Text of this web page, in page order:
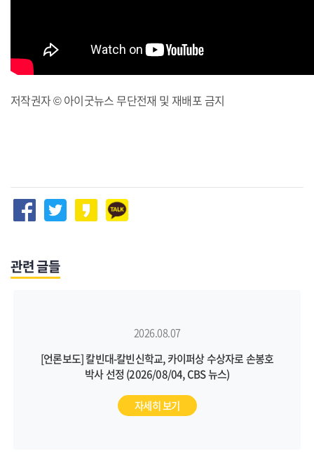
저작권자 © 아이굿뉴스 무단전재 및 재배포 금지
관련 글들
2026.08.07
[언론보도] 칼빈대-칼빈신학교, 카이퍼상 수상자로 손봉호
박사 선정 (2026/08/04, CBS 뉴스)
자세히 보기